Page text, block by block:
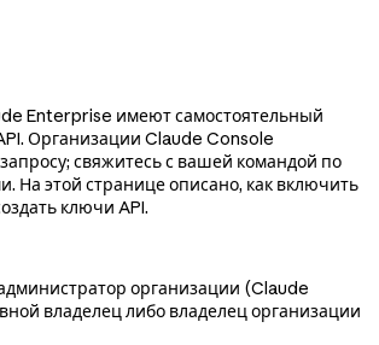
Enterprise имеют самостоятельный
Организации Claude Console
свяжитесь с вашей командой по
На этой странице описано, как включить
ключи API.
организации (Claude
владелец либо владелец организации